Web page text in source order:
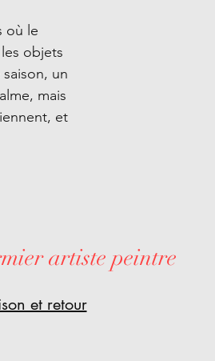
où le
objets
un
mais
et
artiste peintre
et retour